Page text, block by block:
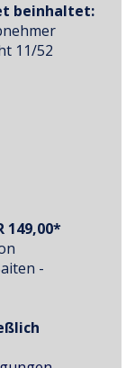
beinhaltet:
11/52
149,00*
-